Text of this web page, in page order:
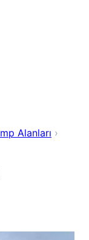
Alanları ›